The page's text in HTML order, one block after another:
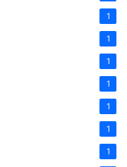
1
1
1
1
1
1
1